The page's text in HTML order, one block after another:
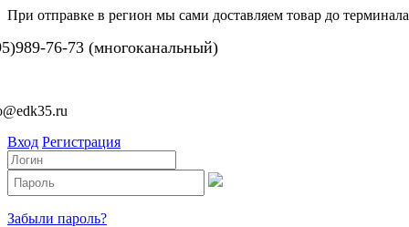
При отправке в регион мы сами доставляем товар до
76-73 (многоканальный)
Вход Регистрация
Забыли пароль?